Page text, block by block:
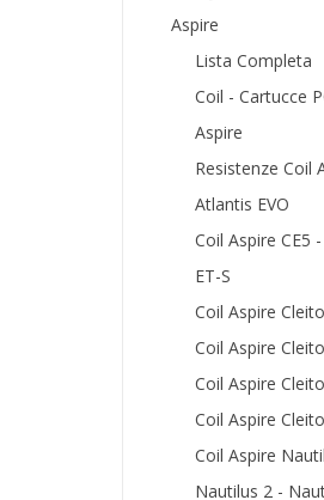
Aspire
Lista Completa
Coil - Cartucce
Aspire
Resistenze Coil
Atlantis EVO
Coil Aspire CE5
ET-S
Coil Aspire
Coil Aspire
Coil Aspire
Coil Aspire
Coil Aspire
Nautilus 2 -